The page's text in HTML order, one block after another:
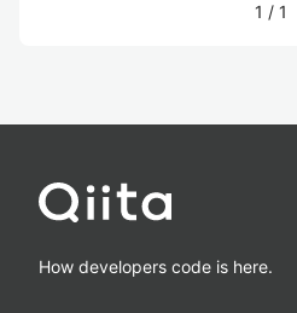
1 / 1
How developers code is here.